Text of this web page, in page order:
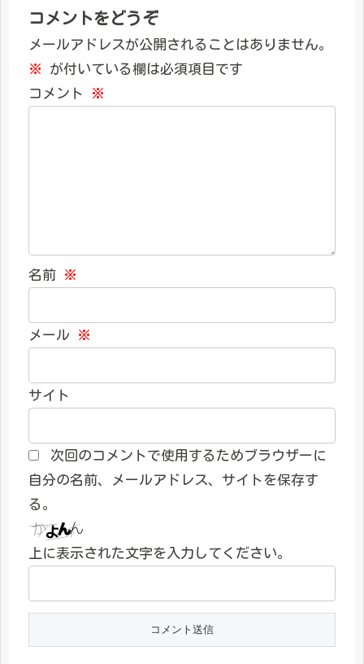
コメントをどうぞ
メールアドレスが公開されることはありません。
※
が付いている欄は必須項目です
コメント
※
名前 ※
メール ※
サイト
次回のコメントで使用するためブラウザーに
自分の名前、メールアドレス、サイトを保存す
る。
上に表示された文字を入力してください。